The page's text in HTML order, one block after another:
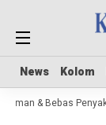
News Kolom
News Kolom
& Bebas Penyakit